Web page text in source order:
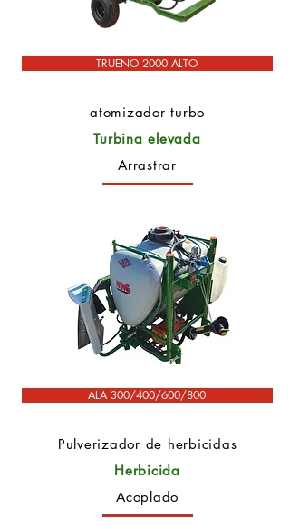
TRUENO 2000 ALTO
atomizador turbo
Turbina elevada
Arrastrar
ALA 300/400/600/800
Pulverizador de herbicidas
Herbicida
Acoplado